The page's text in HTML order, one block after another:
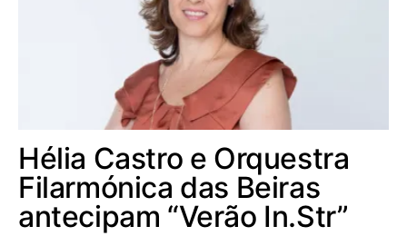
Hélia Castro e Orquestra
Filarmónica das Beiras
antecipam “Verão In.Str”